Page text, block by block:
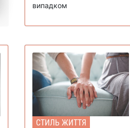
випадком
СТИЛЬ ЖИТТЯ